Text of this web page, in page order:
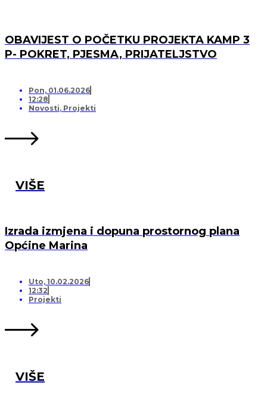
OBAVIJEST O POČETKU PROJEKTA KAMP 3
P- POKRET, PJESMA, PRIJATELJSTVO
Pon, 01.06.2026
12:28
Novosti, Projekti
VIŠE
Izrada izmjena i dopuna prostornog plana
Općine Marina
Uto, 10.02.2026
12:32
Projekti
VIŠE